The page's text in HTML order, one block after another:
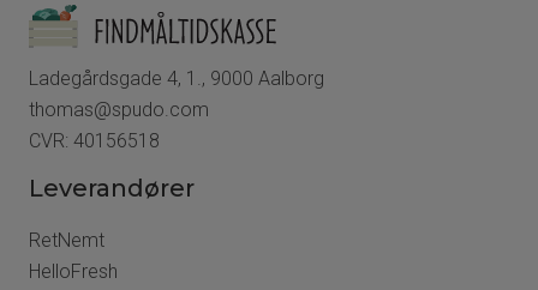
Ladegårdsgade 4, 1., 9000 Aalborg
thomas@spudo.com
CVR: 40156518
Leverandører
RetNemt
HelloFresh